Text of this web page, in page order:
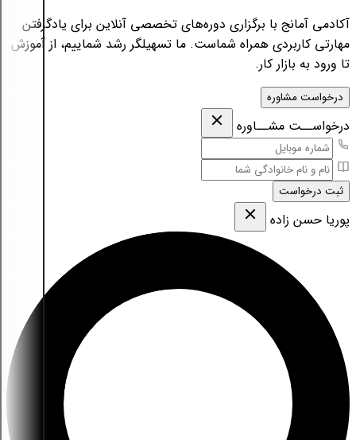
آکادمی آمانج با برگزاری دوره‌های تخصصی آنلاین برای یادگرفتن
مهارتی کاربردی همراه شماست. ما تسهیلگر رشد شماییم، از آموزش
تا ورود به بازار کار.
درخواست مشاوره
درخواســت مشــاوره
ثبت درخواست
پوریا حسن زاده